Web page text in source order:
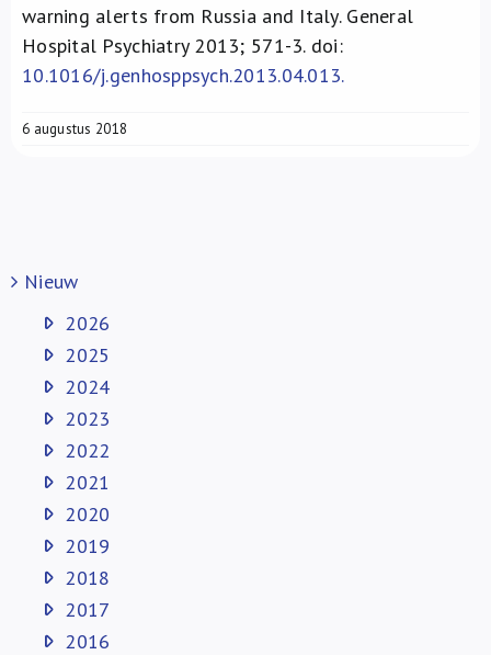
warning alerts from Russia and Italy. General
Hospital Psychiatry 2013; 571-3. doi:
10.1016/j.genhosppsych.2013.04.013.
6 augustus 2018
Nieuw
2026
2025
2024
2023
2022
2021
2020
2019
2018
2017
2016